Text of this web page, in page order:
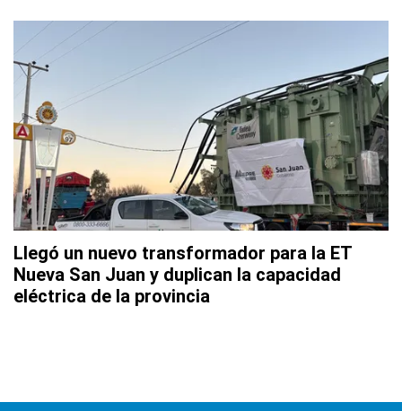
Llegó un nuevo transformador para la ET
Nueva San Juan y duplican la capacidad
eléctrica de la provincia